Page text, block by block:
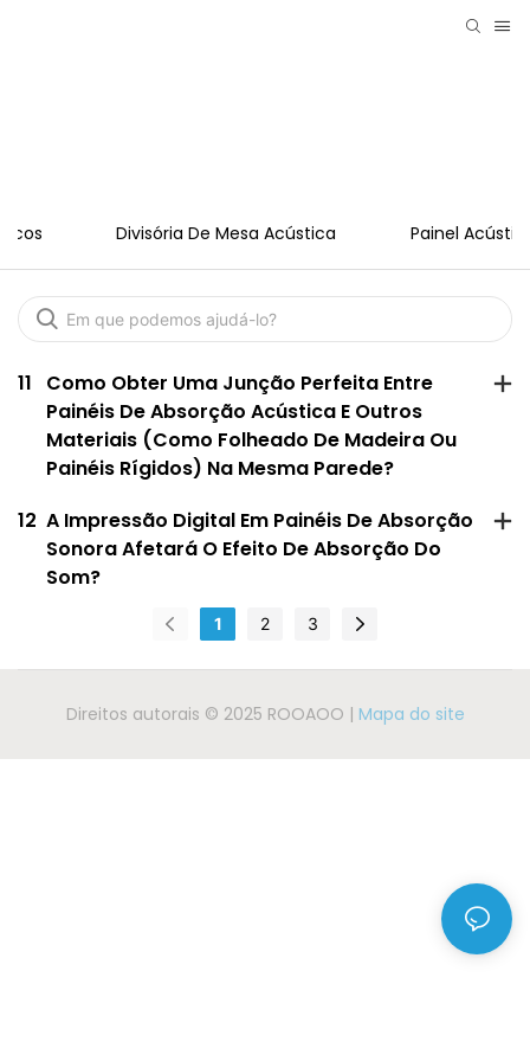
Divisória De Mesa Acústica Painel
11
Como Obter Uma Junção Perfeita Entre
Painéis De Absorção Acústica E Outros
Materiais (como Folheado De Madeira Ou
Painéis Rígidos) Na Mesma Parede?
12 A Impressão Digital Em Painéis De Absorção
Sonora Afetará O Efeito De Absorção Do
Som?
1 2 3
Direitos autorais © 2025 ROOAOO | Mapa do site